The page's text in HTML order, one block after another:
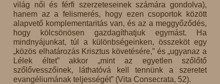
világ női és férfi szerzeteseinek számára gondolva),
hanem az a felismerés, hogy ezen csoportok között
alapvető komplementaritás van, és az a meggyőződés,
hogy kölcsönösen gazdagíthatjuk egymást. Ha
mindnyájunkat, túl a különbségeinken, összeköt egy
„közös elhatározás Krisztus követésére,” és „ugyanaz a
Lélek éltet” akkor „mint az egyetlen szőlőtő
szőlővesszőinek, láthatóvá kell tennünk a szeretet
evangéliumának teljességét” (Vita Consecrata, 52).